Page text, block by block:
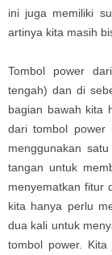
ini juga memiliki
artinya kita masih
Tombol power
tengah) dan di
bagian bawah kita
dari tombol power
menggunakan
tangan untuk
menyematkan fitur
kita hanya perlu
dua kali untuk
tombol power.